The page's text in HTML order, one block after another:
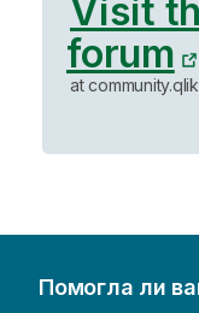
Visit
forum
at
Помогла ли